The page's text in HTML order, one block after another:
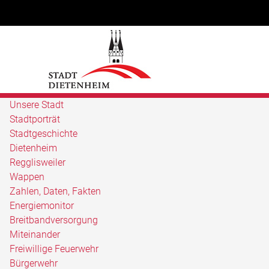
Unsere Stadt
Stadtporträt
Stadtgeschichte
Dietenheim
Regglisweiler
Wappen
Zahlen, Daten, Fakten
Energiemonitor
Breitbandversorgung
Miteinander
Freiwillige Feuerwehr
Bürgerwehr